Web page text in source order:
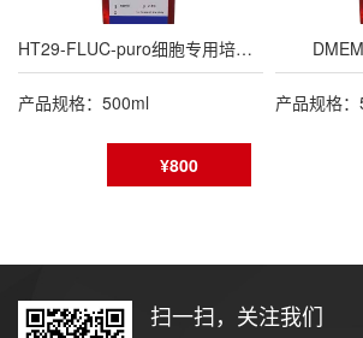
HT29-FLUC-puro细胞专用培养基
产品规格：500ml
¥800
产品规格
扫一扫，关注我们